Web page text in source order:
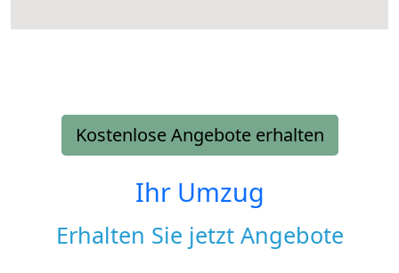
Kostenlose Angebote erhalten
Ihr Umzug
Erhalten Sie jetzt Angebote